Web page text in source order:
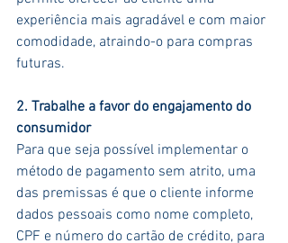
experiência mais agradável e com maior
comodidade, atraindo-o para compras
futuras.
2. Trabalhe a favor do engajamento do
consumidor
Para que seja possível implementar o
método de pagamento sem atrito, uma
das premissas é que o cliente informe
dados pessoais como nome completo,
CPF e número do cartão de crédito, para